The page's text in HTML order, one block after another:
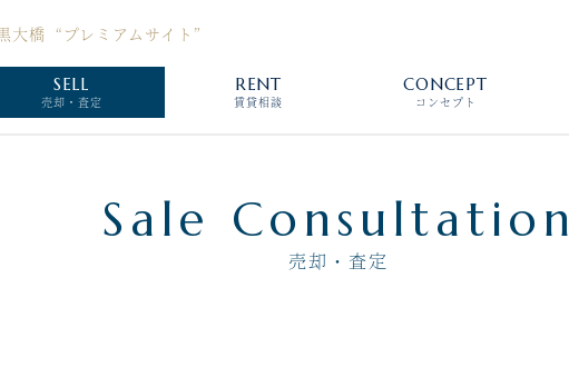
大橋 “プレミアムサイト”
SELL
売却・査定
RENT
賃貸相談
CONCEPT
コンセプト
Sale Consultation
売却・査定